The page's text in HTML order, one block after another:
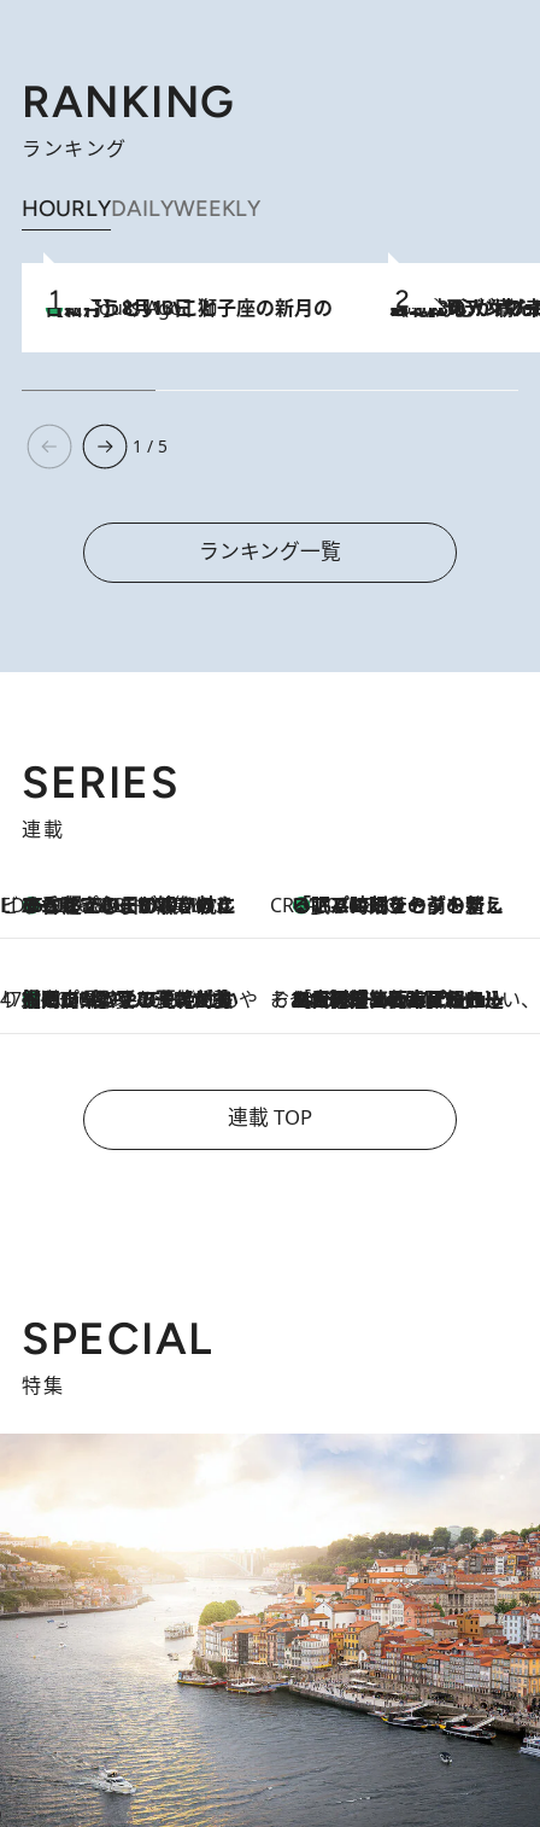
RANKING
ランキング
HOURLYDAILYWEEKLY
5 Hours Ago
【新月】8月13日 獅子座の新月の日に行うといいこと 2026.8.8
《北欧の人々の幸福度が高いのは…》元デンマーク親善大使が出会った“心が満たされる暮らし”「いいかげんにヒュッゲしなさい！」
1 / 5
ランキング一覧
SERIES
連載
ビューティいいもの集め EDITORS' BEST
2026.8.10
35℃超えの日の夜、枕にひと吹き！ BAUMのルームスプレーが、ひのきの香りで心まで解きほぐす CREA'S CHOICE
2026.8.10
「眠る時刻をセットする」——眠りの前を整える、バルミューダの新しいアプローチ
47都道府県の手みやげ ひんやりスイーツで夏を満喫
2026.8.10
【岡山県】この夏絶対食べたい 冷やしておいしいおやつ3選 フルーツが主役のプリンやアイスが勢揃い そおだよおこの関西おいしい、おやつ紀行
2026.8.9
［大阪府箕面市］一皿一皿目の前で仕上げられる、料理を巧みに組み込んだアシェットデセールコース「ミチル アシェット デセール（Michiru assiette dessert）」
連載 TOP
SPECIAL
特集